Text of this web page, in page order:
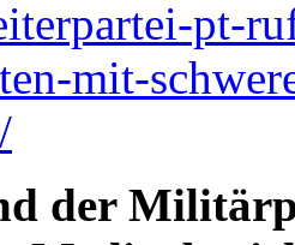
pt-
mit-
der